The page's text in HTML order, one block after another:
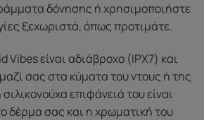
δόνησης ή χρησιμοποιήστε
ξεχωριστά, όπως προτιμάτε.
είναι αδιάβροχο (IPX7) και
σας στα κύματα του ντους ή της
επιφάνειά του είναι
δέρμα σας και η χρωματική του